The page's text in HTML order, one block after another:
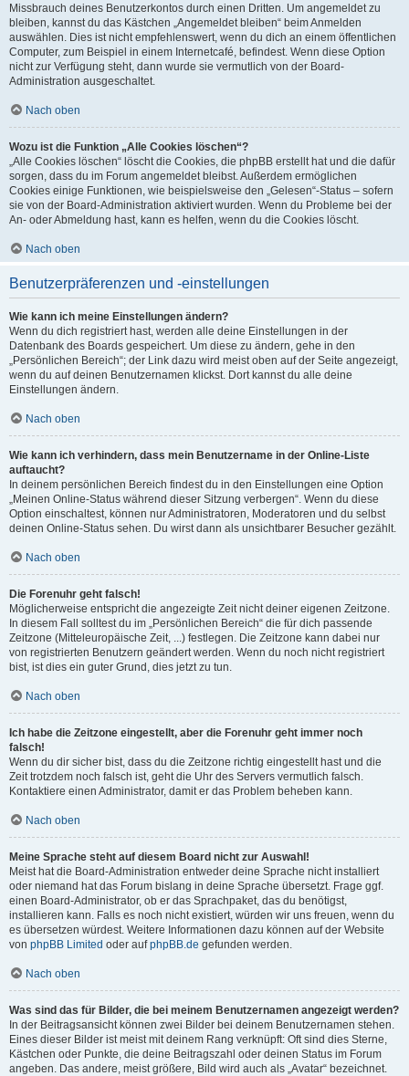
Missbrauch deines Benutzerkontos durch einen Dritten. Um angemeldet zu
bleiben, kannst du das Kästchen „Angemeldet bleiben“ beim Anmelden
auswählen. Dies ist nicht empfehlenswert, wenn du dich an einem öffentlichen
Computer, zum Beispiel in einem Internetcafé, befindest. Wenn diese Option
nicht zur Verfügung steht, dann wurde sie vermutlich von der Board-
Administration ausgeschaltet.
Nach oben
Wozu ist die Funktion „Alle Cookies löschen“?
„Alle Cookies löschen“ löscht die Cookies, die phpBB erstellt hat und die dafür
sorgen, dass du im Forum angemeldet bleibst. Außerdem ermöglichen
Cookies einige Funktionen, wie beispielsweise den „Gelesen“-Status – sofern
sie von der Board-Administration aktiviert wurden. Wenn du Probleme bei der
An- oder Abmeldung hast, kann es helfen, wenn du die Cookies löscht.
Nach oben
Benutzerpräferenzen und -einstellungen
Wie kann ich meine Einstellungen ändern?
Wenn du dich registriert hast, werden alle deine Einstellungen in der
Datenbank des Boards gespeichert. Um diese zu ändern, gehe in den
„Persönlichen Bereich“; der Link dazu wird meist oben auf der Seite angezeigt,
wenn du auf deinen Benutzernamen klickst. Dort kannst du alle deine
Einstellungen ändern.
Nach oben
Wie kann ich verhindern, dass mein Benutzername in der Online-Liste
auftaucht?
In deinem persönlichen Bereich findest du in den Einstellungen eine Option
„Meinen Online-Status während dieser Sitzung verbergen“. Wenn du diese
Option einschaltest, können nur Administratoren, Moderatoren und du selbst
deinen Online-Status sehen. Du wirst dann als unsichtbarer Besucher gezählt.
Nach oben
Die Forenuhr geht falsch!
Möglicherweise entspricht die angezeigte Zeit nicht deiner eigenen Zeitzone.
In diesem Fall solltest du im „Persönlichen Bereich“ die für dich passende
Zeitzone (Mitteleuropäische Zeit, ...) festlegen. Die Zeitzone kann dabei nur
von registrierten Benutzern geändert werden. Wenn du noch nicht registriert
bist, ist dies ein guter Grund, dies jetzt zu tun.
Nach oben
Ich habe die Zeitzone eingestellt, aber die Forenuhr geht immer noch
falsch!
Wenn du dir sicher bist, dass du die Zeitzone richtig eingestellt hast und die
Zeit trotzdem noch falsch ist, geht die Uhr des Servers vermutlich falsch.
Kontaktiere einen Administrator, damit er das Problem beheben kann.
Nach oben
Meine Sprache steht auf diesem Board nicht zur Auswahl!
Meist hat die Board-Administration entweder deine Sprache nicht installiert
oder niemand hat das Forum bislang in deine Sprache übersetzt. Frage ggf.
einen Board-Administrator, ob er das Sprachpaket, das du benötigst,
installieren kann. Falls es noch nicht existiert, würden wir uns freuen, wenn du
es übersetzen würdest. Weitere Informationen dazu können auf der Website
von phpBB Limited oder aufphpBB.de gefunden werden.
Nach oben
Was sind das für Bilder, die bei meinem Benutzernamen angezeigt werden?
In der Beitragsansicht können zwei Bilder bei deinem Benutzernamen stehen.
Eines dieser Bilder ist meist mit deinem Rang verknüpft: Oft sind dies Sterne,
Kästchen oder Punkte, die deine Beitragszahl oder deinen Status im Forum
angeben. Das andere, meist größere, Bild wird auch als „Avatar“ bezeichnet.